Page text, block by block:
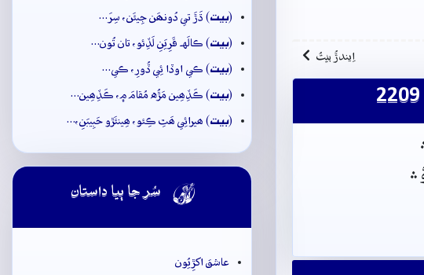
اِيندڙُ بيتُ
(بيت) ڌَڙَ تي دُونھَن جِيئَن، سِرَ…
(بيت) ڪالَهہ قَرِيَنِ لَڏِئو، تان تُون…
(بيت) ڪي اوڏا ئِي ڏُورِ، ڪي…
(بيت) ڪَڏِھِين مَڙُه مُقامَ ۾، ڪَڏِھِين…
(بيت) ھيرائِي ھَٿِ ڪِئو، ھِينئَڙو حَبِيبَنِ،…
 سُر جا ٻيا داستان
عاشق اکڙِيُون